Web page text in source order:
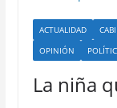
ACTUALIDAD
OPINIÓN
La niña